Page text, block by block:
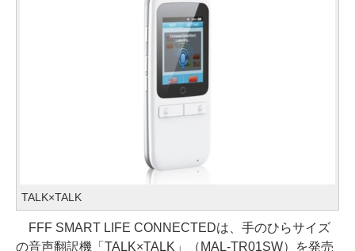
TALK×TALK
FFF SMART LIFE CONNECTEDは、手のひらサイズ
の音声翻訳機「TALK×TALK」（MAL-TR01SW）を発売